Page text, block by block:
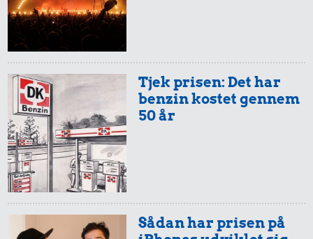
Tjek prisen: Det har
benzin kostet gennem
50 år
Sådan har prisen på